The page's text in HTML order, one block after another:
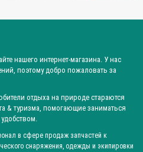
нашего интернет-магазина. У нас
поэтому добро пожаловать за
отдыха на природе стараются
& туризма, помогающие заниматься
в сфере продаж запчастей к
снаряжения, одежды и экипировки